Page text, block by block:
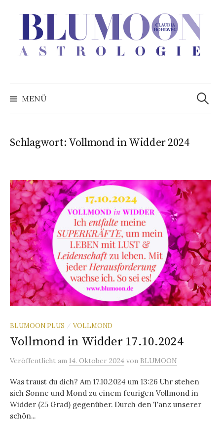
überspringen
MENÜ
Suchen
nach:
Schlagwort: Vollmond in Widder 2024
BLUMOON PLUS / VOLLMOND
Vollmond in Widder 17.10.2024
Veröffentlicht am 14. Oktober 2024 von BLUMOON
Was traust du dich? Am 17.10.2024 um 13:26 Uhr stehen
sich Sonne und Mond zu einem feurigen Vollmond in
Widder (25 Grad) gegenüber. Durch den Tanz unserer
schön...